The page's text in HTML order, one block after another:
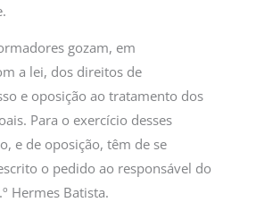
gozam, em
a lei, dos direitos de
e oposição ao tratamento dos
Para o exercício desses
e de oposição, têm de se
o pedido ao responsável do
Hermes Batista.